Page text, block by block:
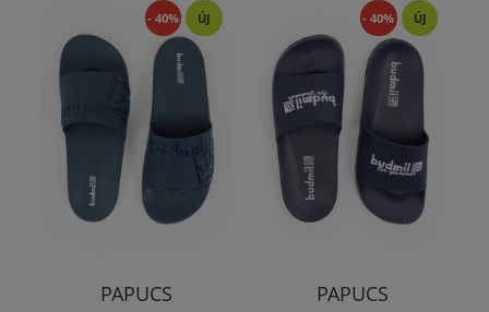
- 40% ÚJ
PAPUCS
- 40% ÚJ
PAPUCS